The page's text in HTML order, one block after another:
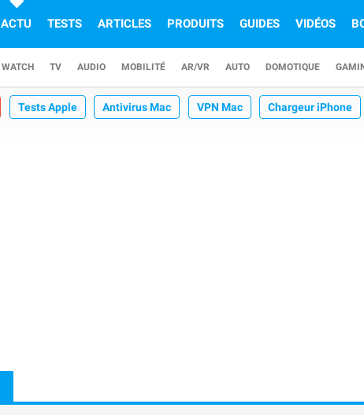
ACTU TESTS ARTICLES PRODUITS GUIDES VIDÉOS
WATCH TV AUDIO MOBILITÉ AR/VR AUTO DOMOTIQUE
Tests Apple Antivirus Mac VPN Mac Chargeur iPhone